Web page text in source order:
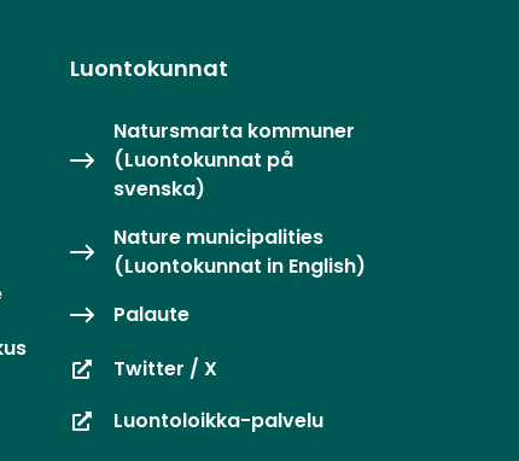
Luontokunnat
Natursmarta kommuner
(Luontokunnat på
svenska)
Nature municipalities
(Luontokunnat in English)
Palaute
Twitter / X
Luontoloikka-palvelu